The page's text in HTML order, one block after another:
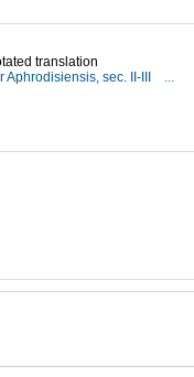
translation
Aphrodisiensis, sec. II-III
...